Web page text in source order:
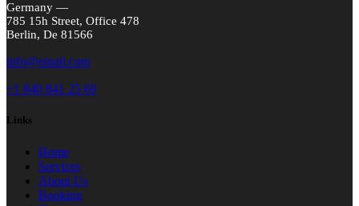
Germany —
785 15h Street, Office 478
Berlin, De 81566
info@email.com
+1 840 841 25 69
Links
Home
Services
About Us
Booking